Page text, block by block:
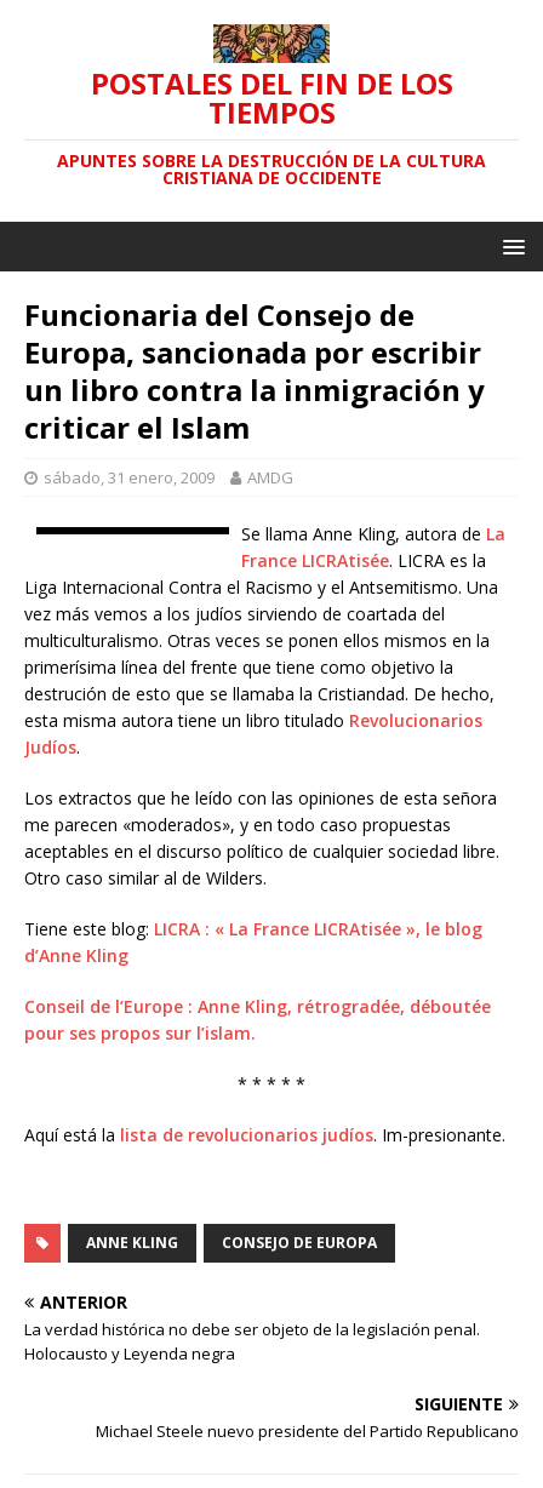
POSTALES DEL FIN DE LOS
TIEMPOS
APUNTES SOBRE LA DESTRUCCIÓN DE LA CULTURA
CRISTIANA DE OCCIDENTE
Funcionaria del Consejo de
Europa, sancionada por escribir
un libro contra la inmigración y
criticar el Islam
sábado, 31 enero, 2009 AMDG
Se llama Anne Kling, autora de La
France LICRAtisée. LICRA es la
Liga Internacional Contra el Racismo y el Antsemitismo. Una
vez más vemos a los judíos sirviendo de coartada del
multiculturalismo. Otras veces se ponen ellos mismos en la
primerísima línea del frente que tiene como objetivo la
destrución de esto que se llamaba la Cristiandad. De hecho,
esta misma autora tiene un libro titulado Revolucionarios
Judíos.
Los extractos que he leído con las opiniones de esta señora
me parecen «moderados», y en todo caso propuestas
aceptables en el discurso político de cualquier sociedad libre.
Otro caso similar al de Wilders.
Tiene este blog: LICRA : « La France LICRAtisée », le blog
d’Anne Kling
Conseil de l’Europe : Anne Kling, rétrogradée, déboutée
pour ses propos sur l’islam.
* * * * *
Aquí está la lista de revolucionarios judíos. Im-presionante.
ANNE KLING CONSEJO DE EUROPA
ANTERIOR
La verdad histórica no debe ser objeto de la legislación penal.
Holocausto y Leyenda negra
SIGUIENTE
Michael Steele nuevo presidente del Partido Republicano